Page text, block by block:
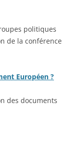
politiques
de la conférence
Européen ?
des documents